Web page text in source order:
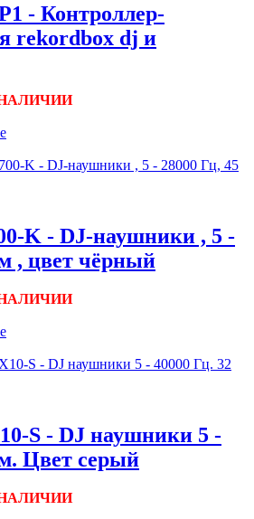
- Контроллер-
rekordbox dj и
K - DJ-наушники , 5 -
, цвет чёрный
S - DJ наушники 5 -
Цвет серый